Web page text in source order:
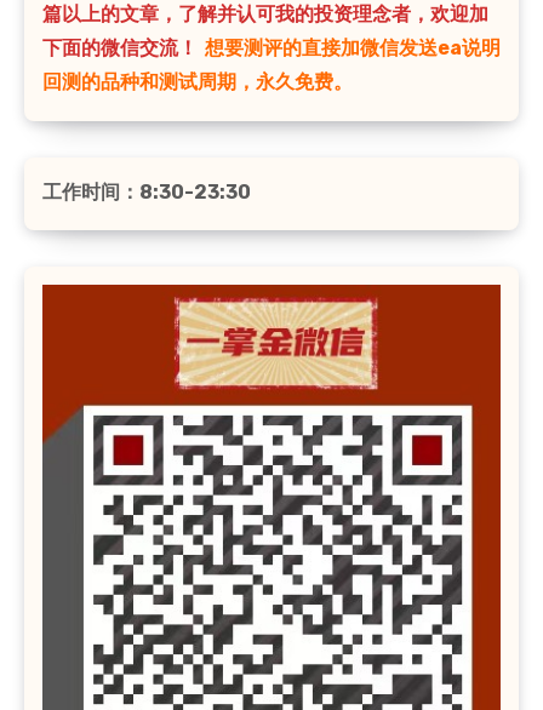
篇以上的文章，了解并认可我的投资理念者，欢迎加
下面的微信交流！
想要测评的直接加微信发送ea说明
回测的品种和测试周期，永久免费。
工作时间：8:30-23:30